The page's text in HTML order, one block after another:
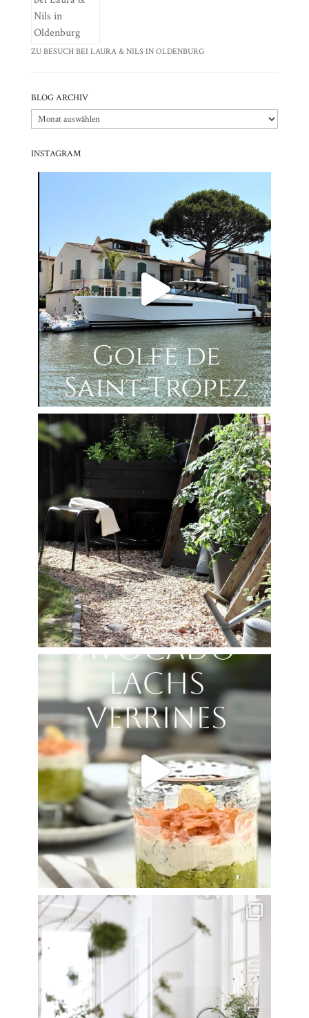
ZU BESUCH BEI LAURA & NILS IN OLDENBURG
BLOG ARCHIV
Blog
Archiv
INSTAGRAM